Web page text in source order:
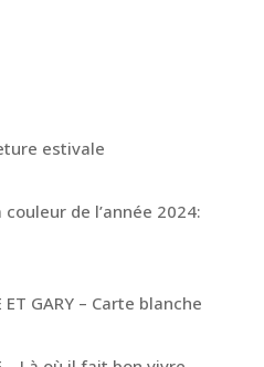
estivale
de l’année 2024:
ET GARY – Carte blanche